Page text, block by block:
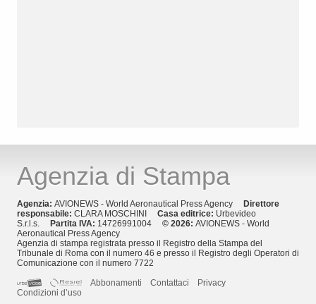
Agenzia di Stampa
Agenzia: AVIONEWS - World Aeronautical Press Agency Direttore
responsabile: CLARA MOSCHINI Casa editrice: Urbevideo
S.r.l.s. Partita IVA: 14726991004 © 2026: AVIONEWS - World
Aeronautical Press Agency
Agenzia di stampa registrata presso il Registro della Stampa del
Tribunale di Roma con il numero 46 e presso il Registro degli Operatori di
Comunicazione con il numero 7722
Abbonamenti
Contattaci
Privacy
Condizioni d’uso